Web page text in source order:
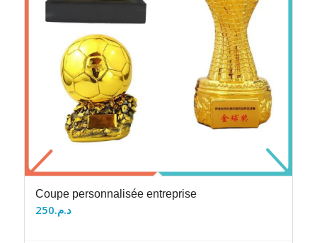
Coupe personnalisée entreprise
د.م.250